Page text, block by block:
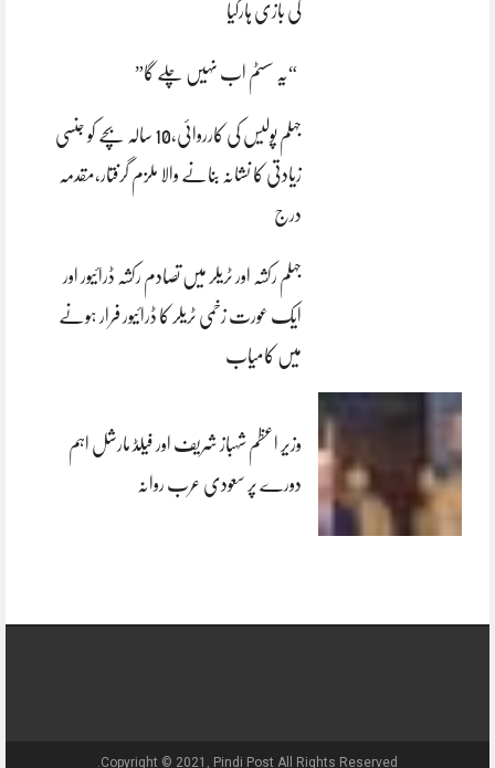
کی بازی ہارگیا
“یہ سسٹم اب نہیں چلے گا”
جہلم پولیس کی کارروائی،10 سالہ بچے کو جنسی
زیادتی کا نشانہ بنانے والا ملزم گرفتار،مقدمہ
درج
جہلم رکشہ اور ٹریلر میں تصادم رکشہ ڈرائیور اور
ایک عورت زخمی ٹریلر کا ڈرائیور فرار ہونے
میں کامیاب
وزیر اعظم شہباز شریف اور فیلڈ مارشل اہم
دورے پر سعودی عرب روانہ
Copyright © 2021, Pindi Post All Rights Reserved.